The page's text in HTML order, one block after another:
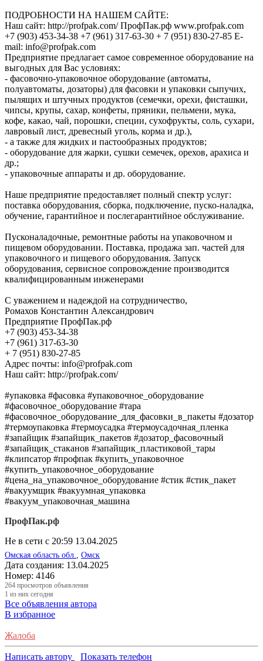
ПОДРОБНОСТИ НА НАШЕМ САЙТЕ:
Наш сайт: http://profpak.com/ ПрофПак.рф www.profpak.com
+7 (903) 453-34-38 +7 (961) 317-63-30 + 7 (951) 830-27-85 E-
mail: info@profpak.com
Предприятие предлагает самое современное оборудование на
выгодных для Вас условиях:
- фасовочно-упаковочное оборудование (автоматы,
полуавтоматы, дозаторы) для фасовки и упаковки сыпучих,
пылящих и штучных продуктов (семечки, орехи, фисташки,
чипсы, крупы, сахар, конфеты, пряники, пельмени, мука,
кофе, какао, чай, порошки, специи, сухофрукты, соль, сухари,
лавровый лист, древесный уголь, корма и др.),
- а также для жидких и пастообразных продуктов;
- оборудование для жарки, сушки семечек, орехов, арахиса и
др.;
- упаковочные аппараты и др. оборудование.
Наше предприятие предоставляет полный спектр услуг:
поставка оборудования, сборка, подключение, пуско-наладка,
обучение, гарантийное и послегарантийное обслуживание.
Пусконаладочные, ремонтные работы на упаковочном и
пищевом оборудовании. Поставка, продажа зап. частей для
упаковочного и пищевого оборудования. Запуск
оборудования, сервисное сопровождение производится
квалифицированным инженерами
С уважением и надеждой на сотрудничество,
Ромахов Константин Александрович
Предприятие ПрофПак.рф
+7 (903) 453-34-38
+7 (961) 317-63-30
+ 7 (951) 830-27-85
Адрес почты: info@profpak.com
Наш сайт: http://profpak.com/
#упаковка #фасовка #упаковочное_оборудование
#фасовочное_оборудование #тара
#фасовочное_оборудование_для_фасовки_в_пакеты #дозатор
#термоупаковка #термоусадка #термоусадочная_пленка
#запайщик #запайщик_пакетов #дозатор_фасовочный
#запайщик_стаканов #запайщик_пластиковой_тары
#клипсатор #профпак #купить_упаковочное
#купить_упаковочное_оборудование
#цена_на_упаковочное_оборудование #стик #стик_пакет
#вакуумщик #вакуумная_упаковка
#вакуум_упаковочная_машина
ПрофПак.рф
Не в сети с 20:59 13.04.2025
Омская область обл. Омск
Дата создания: 13.04.2025
Номер: 4146
264 просмотров объявления
1 из них сегодня
Все объявления автора
В избранное
Жалоба
Написать автору Показать телефон